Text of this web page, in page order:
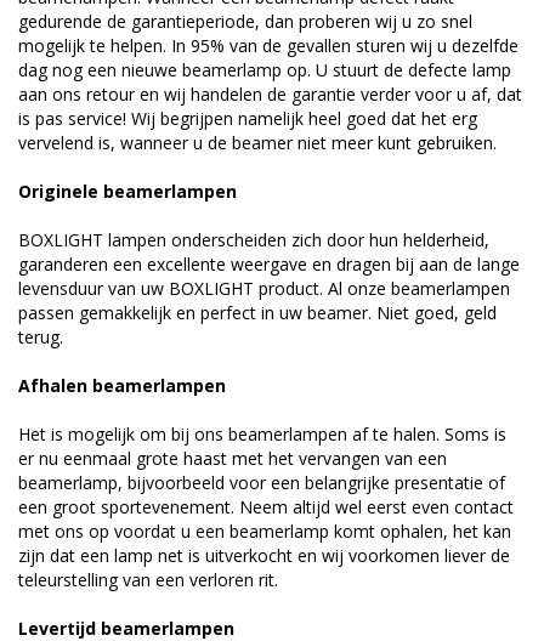
gedurende de garantieperiode, dan proberen wij u zo snel
mogelijk te helpen. In 95% van de gevallen sturen wij u dezelfde
dag nog een nieuwe beamerlamp op. U stuurt de defecte lamp
aan ons retour en wij handelen de garantie verder voor u af, dat
is pas service! Wij begrijpen namelijk heel goed dat het erg
vervelend is, wanneer u de beamer niet meer kunt gebruiken.
Originele beamerlampen
BOXLIGHT lampen onderscheiden zich door hun helderheid,
garanderen een excellente weergave en dragen bij aan de lange
levensduur van uw BOXLIGHT product. Al onze beamerlampen
passen gemakkelijk en perfect in uw beamer. Niet goed, geld
terug.
Afhalen beamerlampen
Het is mogelijk om bij ons beamerlampen af te halen. Soms is
er nu eenmaal grote haast met het vervangen van een
beamerlamp, bijvoorbeeld voor een belangrijke presentatie of
een groot sportevenement. Neem altijd wel eerst even contact
met ons op voordat u een beamerlamp komt ophalen, het kan
zijn dat een lamp net is uitverkocht en wij voorkomen liever de
teleurstelling van een verloren rit.
Levertijd beamerlampen